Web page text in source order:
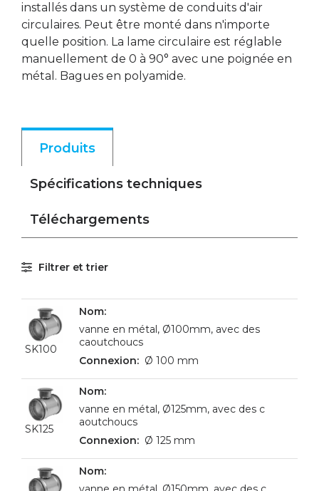
installés dans un système de conduits d'air
circulaires. Peut être monté dans n'importe
quelle position. La lame circulaire est réglable
manuellement de 0 à 90° avec une poignée en
métal. Bagues en polyamide.
Produits
Spécifications techniques
Téléchargements
Filtrer et trier
SK100
vanne en métal, Ø100mm, avec des
caoutchoucs
Ø 100 mm
SK125
vanne en métal, Ø125mm, avec des c
aoutchoucs
Ø 125 mm